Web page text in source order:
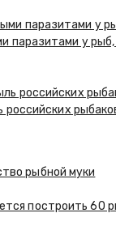
паразитами у
российских
рыбной муки
построить 60